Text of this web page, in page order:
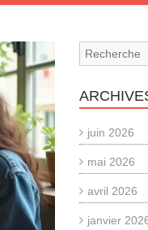
juin 2026
mai 2026
avril 2026
janvier